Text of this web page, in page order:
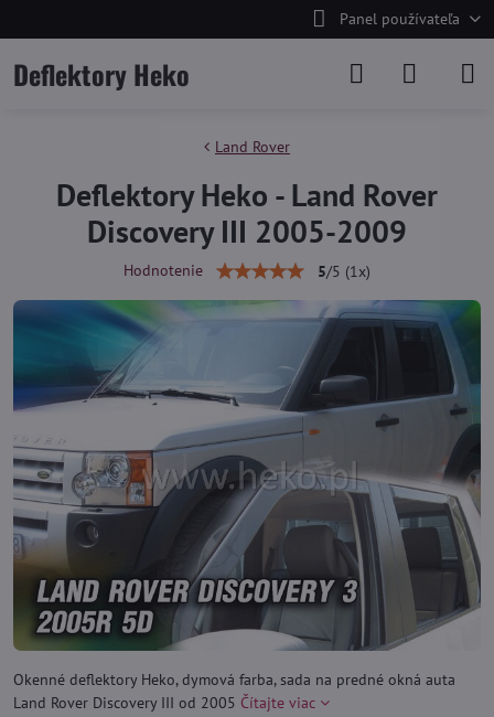
Panel používateľa
Deflektory Heko
Land Rover
Deflektory Heko - Land Rover
Discovery III 2005-2009
Hodnotenie 5/5 (1 x)
Okenné deflektory Heko, dymová farba, sada na predné okná auta
Land Rover Discovery III od 2005 Čítajte viac